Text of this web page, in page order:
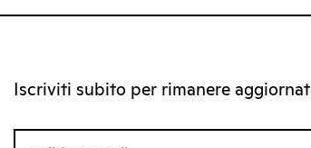
Iscriviti subito per rimanere